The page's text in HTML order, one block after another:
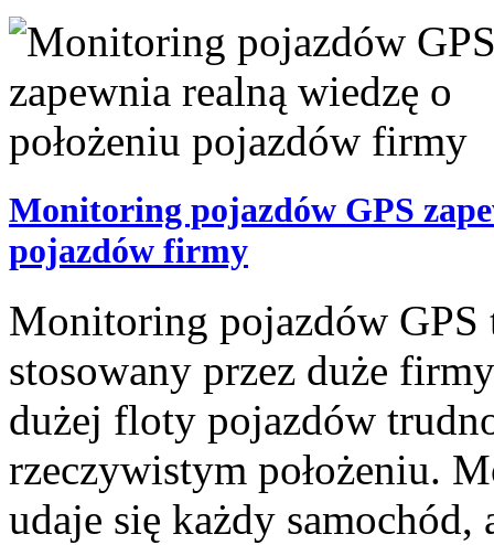
Monitoring pojazdów GPS
pojazdów firmy
Monitoring pojazdów GPS
stosowany przez duże
dużej floty pojazdów
rzeczywistym położeniu.
udaje się każdy samochód,